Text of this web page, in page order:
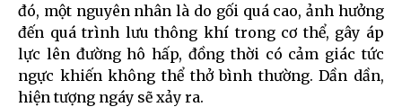
đó, một nguyên nhân là do gối quá cao, ảnh hưởng
đến quá trình lưu thông khí trong cơ thể, gây áp
lực lên đường hô hấp, đồng thời có cảm giác tức
ngực khiến không thể thở bình thường. Dần dần,
hiện tượng ngáy sẽ xảy ra.